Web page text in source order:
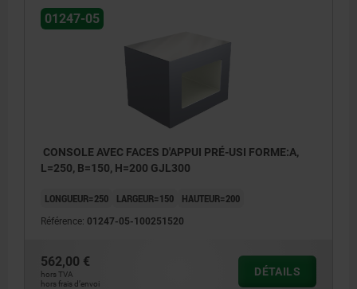
01247-05
CONSOLE AVEC FACES D'APPUI PRÉ-USI FORME:A,
L=250, B=150, H=200 GJL300
LONGUEUR=250 LARGEUR=150 HAUTEUR=200
Référence: 01247-05-100251520
562,00 €
hors TVA
hors frais d’envoi
DÉTAILS